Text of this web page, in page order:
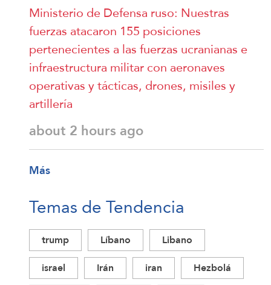
Ministerio de Defensa ruso: Nuestras
fuerzas atacaron 155 posiciones
pertenecientes a las fuerzas ucranianas e
infraestructura militar con aeronaves
operativas y tácticas, drones, misiles y
artillería
about 2 hours ago
Más
Temas de Tendencia
trump Líbano
Libano
israel
Irán iran
Hezbolá